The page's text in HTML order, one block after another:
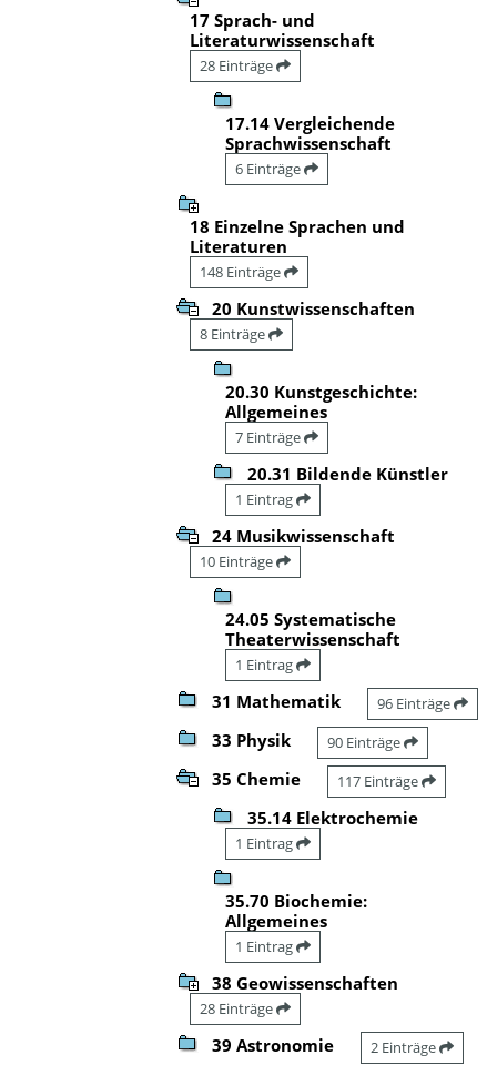
17 Sprach- und
Literaturwissenschaft
28 Einträge
17.14 Vergleichende
Sprachwissenschaft
6 Einträge
18 Einzelne Sprachen und
Literaturen
148 Einträge
20 Kunstwissenschaften
8 Einträge
20.30 Kunstgeschichte:
Allgemeines
7 Einträge
20.31 Bildende Künstler
1 Eintrag
24 Musikwissenschaft
10 Einträge
24.05 Systematische
Theaterwissenschaft
1 Eintrag
31 Mathematik 96 Einträge
33 Physik 90 Einträge
35 Chemie 117 Einträge
35.14 Elektrochemie
1 Eintrag
35.70 Biochemie:
Allgemeines
1 Eintrag
38 Geowissenschaften
28 Einträge
39 Astronomie 2 Einträge